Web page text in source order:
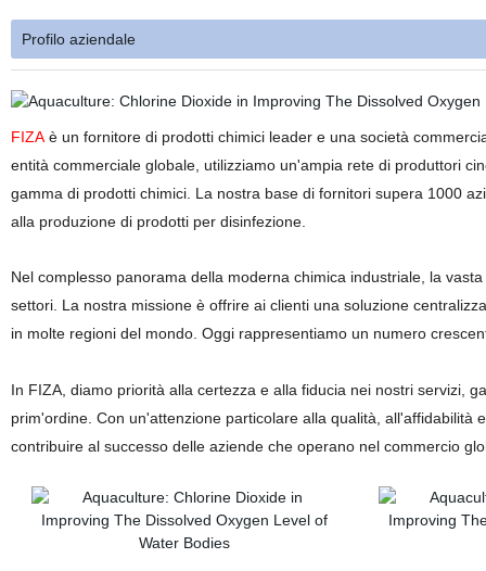
Profilo aziendale
FIZAè un fornitore di prodotti chimici leader e una società
entità commerciale globale, utilizziamo un'ampia rete di produttori
gamma di prodotti chimici. La nostra base di fornitori supera 1000
alla produzione di prodotti per disinfezione.
Nel complesso panorama della moderna chimica industriale, la
settori. La nostra missione è offrire ai clienti una soluzione
in molte regioni del mondo. Oggi rappresentiamo un numero
In FIZA, diamo priorità alla certezza e alla fiducia nei nostri servizi,
prim'ordine. Con un'attenzione particolare alla qualità,
contribuire al successo delle aziende che operano nel commercio